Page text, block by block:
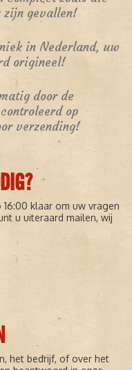
zijn gevallen!
in Nederland, uw
origineel!
door de
op
verzending!
klaar om uw vragen
u uiteraard mailen, wij
het bedrijf, of over het